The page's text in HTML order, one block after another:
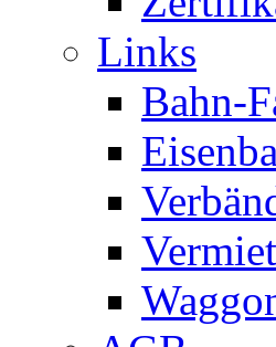
Links
Bahn-